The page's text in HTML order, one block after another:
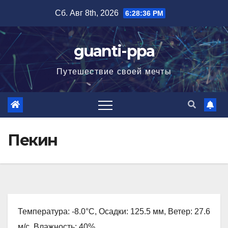
содержимому
Сб. Авг 8th, 2026 6:28:37 PM
guanti-ppa
Путешествие своей мечты
Пекин
Температура: -8.0°C, Осадки: 125.5 мм, Ветер: 27.6